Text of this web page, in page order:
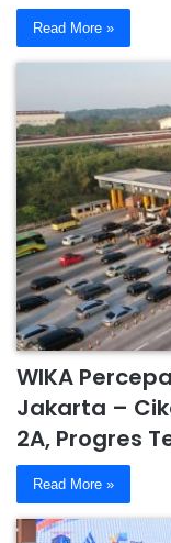
Read More »
WIKA
Jakarta –
2A, Progres
Read More »